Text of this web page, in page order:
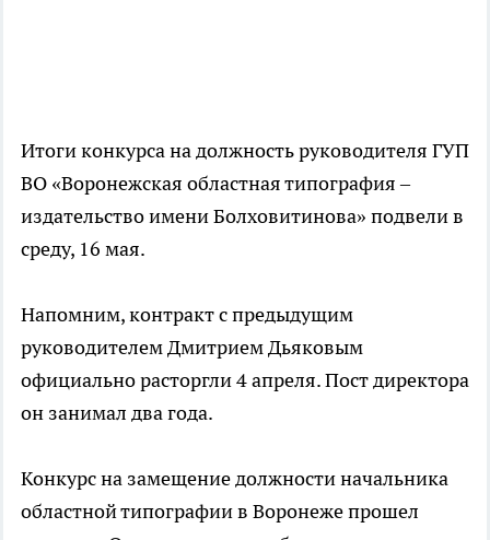
Итоги конкурса на должность руководителя ГУП
ВО «Воронежская областная типография –
издательство имени Болховитинова» подвели в
среду, 16 мая.
Напомним, контракт с предыдущим
руководителем Дмитрием Дьяковым
официально расторгли 4 апреля. Пост директора
он занимал два года.
Конкурс на замещение должности начальника
областной типографии в Воронеже прошел